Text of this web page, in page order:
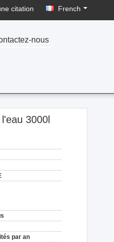
citation French
nous
3000l
par an